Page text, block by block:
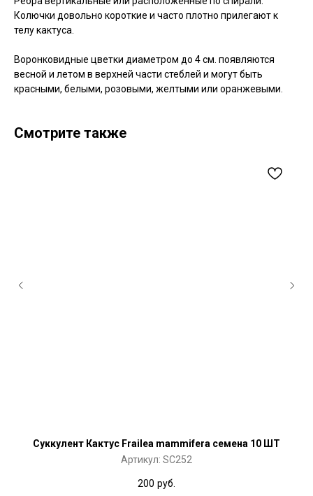
Колючки довольно короткие и часто плотно прилегают к
телу кактуса.
Воронковидные цветки диаметром до 4 см. появляются
весной и летом в верхней части стеблей и могут быть
красными, белыми, розовыми, желтыми или оранжевыми.
Смотрите также
Суккулент Кактус Frailea mammifera семена 10 ШТ
Артикул: SC252
200 руб.